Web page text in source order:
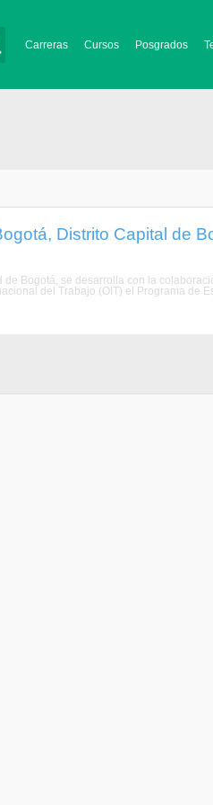
Carreras Cursos Posgrados
Distrito Capital de
Bogotá, se desarrolla con la
del Trabajo (OIT) el Programa de